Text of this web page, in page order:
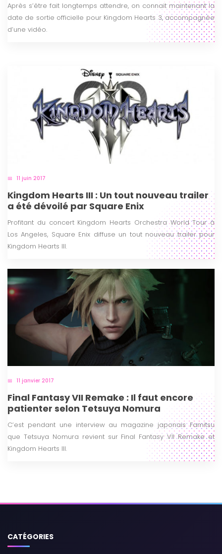
Après s’être fait longtemps attendre, on connait maintenant la
date de sortie officielle pour Kingdom Hearts 3, accompagnée
d’une vidéo.
11 juin 2017
Kingdom Hearts III : Un tout nouveau trailer
a été dévoilé par Square Enix
Profitant du concert Kingdom Hearts Orchestra World Tour à
Los Angeles, Square Enix diffuse un tout nouveau trailer pour
Kingdom Hearts III.
11 janvier 2017
Final Fantasy VII Remake : Il faut encore
patienter selon Tetsuya Nomura
C’est pendant une interview au magazine japonais Famitsu
que Tetsuya Nomura revient sur Final Fantasy VII Remake et
Kingdom Hearts III.
CATÉGORIES